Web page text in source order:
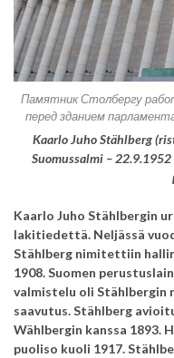
Памятник Столбергу
перед зданием
Kaarlo Juho Stählberg
Suomussalmi –
Kaarlo Juho Stählbergin
lakitiedettä. Neljässä
Stählberg nimitettiin
1908. Suomen
valmistelu oli Stählbergin
saavutus. Stählberg
Wählbergin kanssa 1893.
puoliso kuoli 1917.